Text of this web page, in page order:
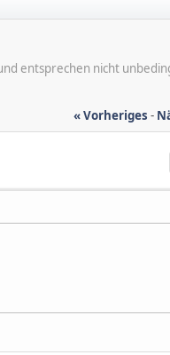
entsprechen nicht
« Vorheriges -